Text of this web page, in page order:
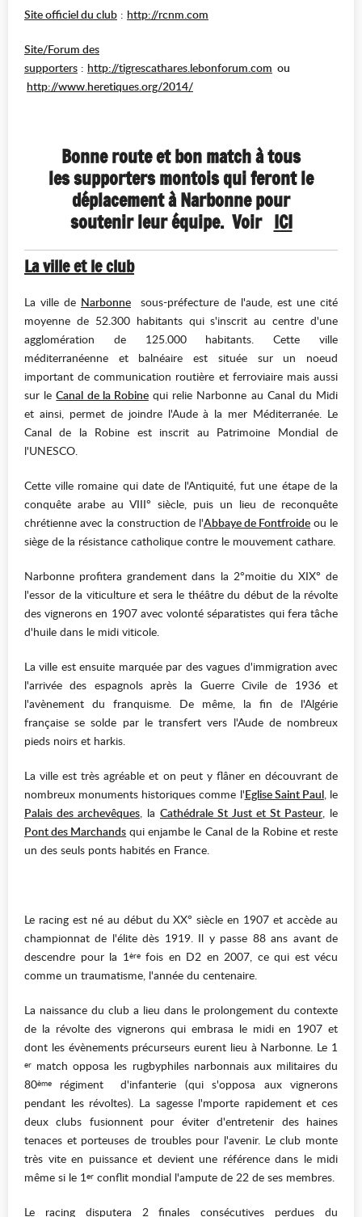
Site officiel du club : http://rcnm.com
Site/Forum des
supporters : http://tigrescathares.lebonforum.com ou
http://www.heretiques.org/2014/
Bonne route et bon match à tous
les supporters montois qui feront le
déplacement à Narbonne pour
soutenir leur équipe. Voir ICI
La ville et le club
La ville de Narbonne sous-préfecture de l'aude, est une cité
moyenne de 52.300 habitants qui s'inscrit au centre d'une
agglomération de 125.000 habitants. Cette ville
méditerranéenne et balnéaire est située sur un noeud
important de communication routière et ferroviaire mais aussi
sur leCanal de la Robinequi relie Narbonne au Canal du Midi
et ainsi, permet de joindre l'Aude à la mer Méditerranée. Le
Canal de la Robine est inscrit au Patrimoine Mondial de
l'UNESCO.
Cette ville romaine qui date de l'Antiquité, fut une étape de la
conquête arabe au VIII° siècle, puis un lieu de reconquête
chrétienne avec la construction de l'Abbaye de Fontfroide ou le
siège de la résistance catholique contre le mouvement cathare.
Narbonne profitera grandement dans la 2°moitie du XIX° de
l'essor de la viticulture et sera le théâtre du début de la révolte
des vignerons en 1907 avec volonté séparatistes qui fera tâche
d'huile dans le midi viticole.
La ville est ensuite marquée par des vagues d'immigration avec
l'arrivée des espagnols après la Guerre Civile de 1936 et
l'avènement du franquisme. De même, la fin de l'Algérie
française se solde par le transfert vers l'Aude de nombreux
pieds noirs et harkis.
La ville est très agréable et on peut y flâner en découvrant de
nombreux monuments historiques comme l'Eglise Saint Paul, le
Palais des archevêques, la Cathédrale St Just et St Pasteur, le
Pont des Marchands qui enjambe le Canal de la Robine et reste
un des seuls ponts habités en France.
Le racing est né au début du XX° siècle en 1907 et accède au
championnat de l'élite dès 1919. Il y passe 88 ans avant de
descendre pour la 1èrefois en D2 en 2007, ce qui est vécu
comme un traumatisme, l'année du centenaire.
La naissance du club a lieu dans le prolongement du contexte
de la révolte des vignerons qui embrasa le midi en 1907 et
dont les évènements précurseurs eurent lieu à Narbonne. Le 1
er match opposa les rugbyphiles narbonnais aux militaires du
80ème
régiment d'infanterie (qui s'opposa aux vignerons
pendant les révoltes). La sagesse l'mporte rapidement et ces
deux clubs fusionnent pour éviter d'entretenir des haines
tenaces et porteuses de troubles pour l'avenir. Le club monte
très vite en puissance et devient une référence dans le midi
même si le 1er conflit mondial l'ampute de 22 de ses membres.
Le racing disputera 2 finales consécutives perdues du